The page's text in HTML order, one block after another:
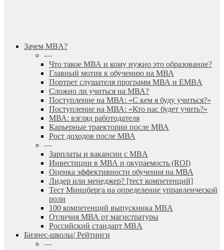
search
Menu
Зачем MBA?
—
Что такое МВА и кому нужно это образование?
Главный мотив к обучению на МВА
Портрет слушателя программ МВА и EMBA
Сложно ли учиться на МВА?
Поступление на МВА: «С кем я буду учиться?»
Поступление на МВА: «Кто нас будет учить?»
МВА: взгляд работодателя
Карьерные траектории после МВА
Рост доходов после МВА
—
Зарплаты и вакансии с MBA
Инвестиции в МВА и окупаемость (ROI)
Оценка эффективности обучения на МВА
Лидер или менеджер? [тест компетенций]
Тест Минцберга на определение управленческой
роли
100 компетенций выпускника MBA
Отличия МВА от магистратуры
Российский стандарт MBA
Бизнес-школы/ Рейтинги
—